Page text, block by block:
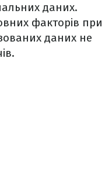
даних.
факторів при
даних не